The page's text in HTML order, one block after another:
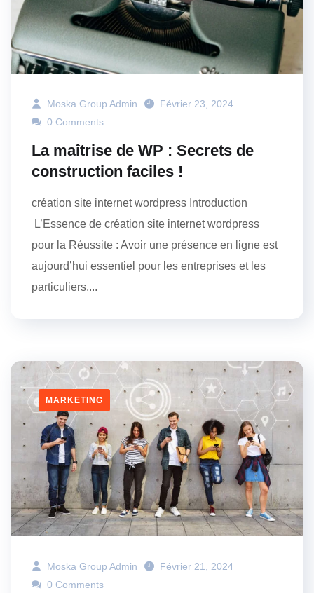
Moska Group Admin
Février 23, 2024
0 Comments
La maîtrise de WP : Secrets de
construction faciles !
création site internet wordpress Introduction
L’Essence de création site internet wordpress
pour la Réussite : Avoir une présence en ligne est
aujourd’hui essentiel pour les entreprises et les
particuliers,...
MARKETING
Moska Group Admin
Février 21, 2024
0 Comments